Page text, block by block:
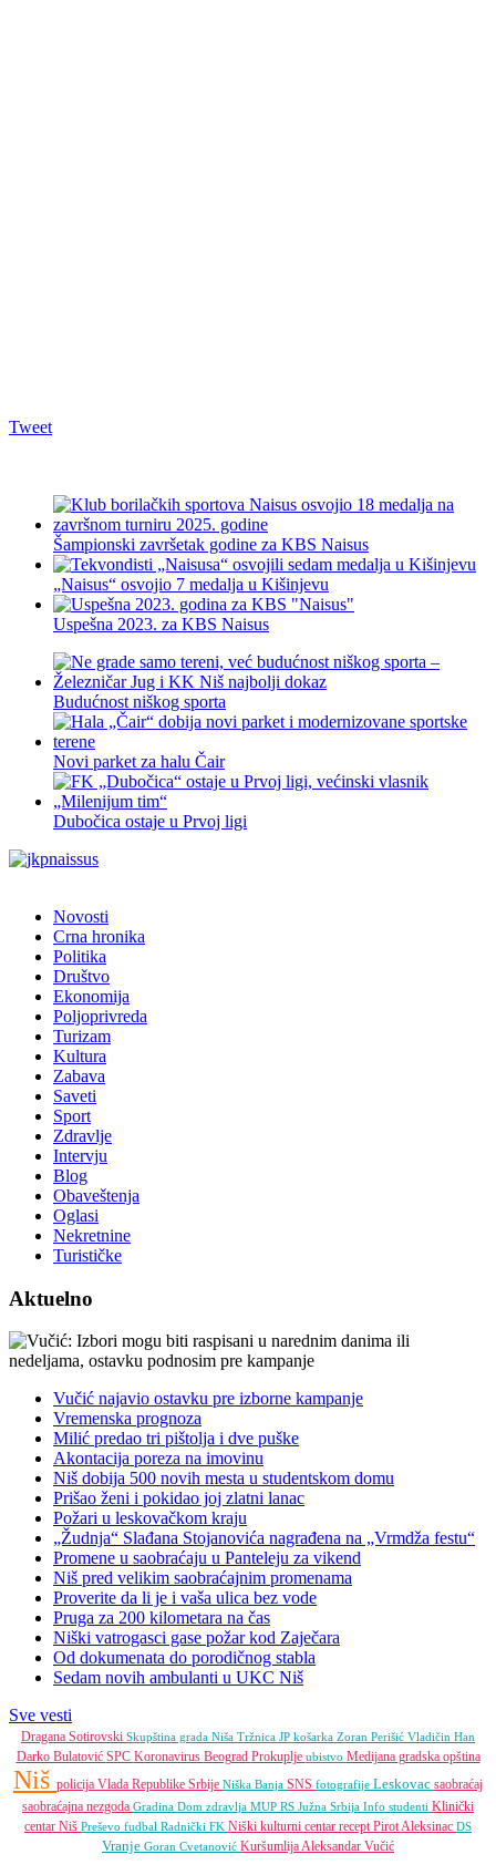
Tweet
Šampionski završetak godine za KBS Naisus
„Naisus“ osvojio 7 medalja u Kišinjevu
Uspešna 2023. za KBS Naisus
Budućnost niškog sporta
Novi parket za halu Čair
Dubočica ostaje u Prvoj ligi
Novosti
Crna hronika
Politika
Društvo
Ekonomija
Poljoprivreda
Turizam
Kultura
Zabava
Saveti
Sport
Zdravlje
Intervju
Blog
Obaveštenja
Oglasi
Nekretnine
Turističke
Aktuelno
Vučić najavio ostavku pre izborne kampanje
Vremenska prognoza
Milić predao tri pištolja i dve puške
Akontacija poreza na imovinu
Niš dobija 500 novih mesta u studentskom domu
Prišao ženi i pokidao joj zlatni lanac
Požari u leskovačkom kraju
„Žudnja“ Slađana Stojanovića nagrađena na „Vrmdža festu“
Promene u saobraćaju u Panteleju za vikend
Niš pred velikim saobraćajnim promenama
Proverite da li je i vaša ulica bez vode
Pruga za 200 kilometara na čas
Niški vatrogasci gase požar kod Zaječara
Od dokumenata do porodičnog stabla
Sedam novih ambulanti u UKC Niš
Sve vesti
Dragana Sotirovski Skupština grada Niša Tržnica JP košarka Zoran Perišić Vladičin Han
Darko Bulatović SPC Koronavirus Beograd Prokuplje ubistvo Medijana gradska opština
Niš policija Vlada Republike Srbije Niška Banja SNS fotografije Leskovac saobraćaj
saobraćajna nezgoda Gradina Dom zdravlja MUP RS Južna Srbija Info studenti Klinički
centar Niš Preševo fudbal Radnički FK Niški kulturni centar receptPirotAleksinac DS
Vranje Goran Cvetanović KuršumlijaAleksandar Vučić